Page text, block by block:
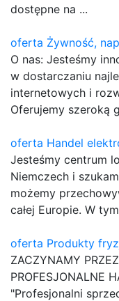
dostępne na ...
oferta Żywność,
O nas: Jesteśmy
w dostarczaniu
internetowych i
Oferujemy szeroką
oferta Handel
Jesteśmy centrum
Niemczech i
możemy
całej Europie. W
oferta Produkty
ZACZYNAMY
PROFESJONALNE
"Profesjonalni